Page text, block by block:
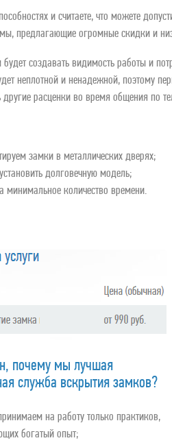
и считаете, что можете
предлагающие огромные скидки и
создавать видимость работы и
неплотной и ненадежной, поэтому
расценки во время общения по
замки в металлических дверях;
долговечную модель;
количество времени.
почему мы лучшая
служба вскрытия замков?
на работу только практиков,
богатый опыт;